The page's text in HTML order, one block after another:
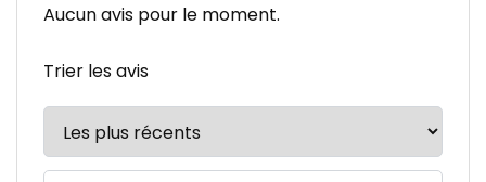
Aucun avis pour le moment.
Trier les avis